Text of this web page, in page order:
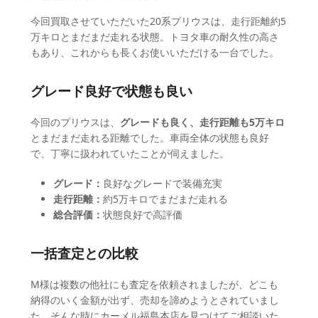
今回買取させていただいた20系プリウスは、走行距離約5
万キロとまだまだ走れる状態。トヨタ車の耐久性の高さ
もあり、これからも長くお使いいただける一台でした。
グレード良好で状態も良い
今回のプリウスは、 グレードも良く、走行距離も5万キロ
とまだまだ走れる距離でした。車両全体の状態も良好
で、丁寧に扱われていたことが伺えました。
グレード： 良好なグレードで装備充実
走行距離： 約5万キロでまだまだ走れる
総合評価： 状態良好で高評価
一括査定との比較
M様は複数の他社にも査定を依頼されましたが、どこも
納得のいく金額が出ず、売却を諦めようとされていまし
た。そんな時にカーメル福島本店を見つけてご相談いた